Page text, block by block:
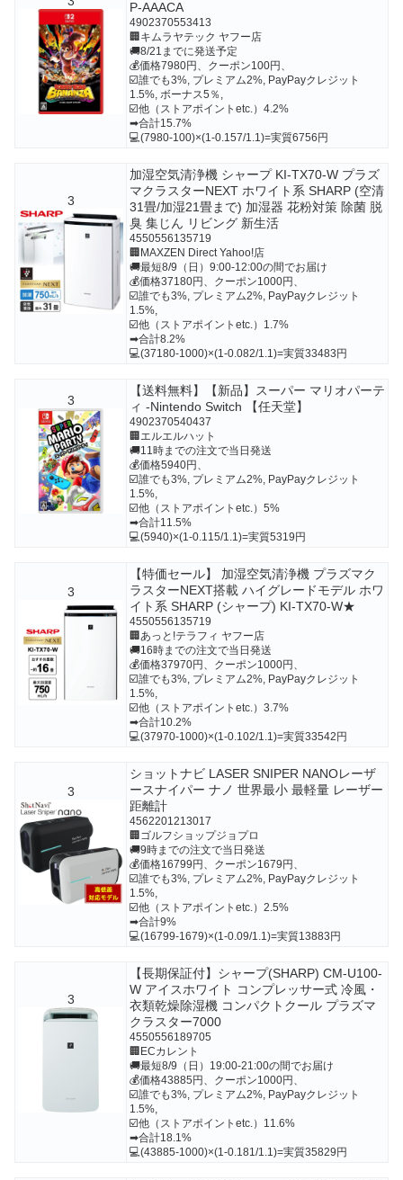
P-AAACA
4902370553413
🏢キムラヤテック ヤフー店
🚚8/21までに発送予定
💰価格7980円、クーポン100円、
☑️誰でも3%, プレミアム2%, PayPayクレジット
1.5%, ボーナス5％,
☑️他（ストアポイントetc.）4.2%
➡合計15.7%
💻(7980-100)×(1-0.157/1.1)=実質6756円
3
加湿空気清浄機 シャープ KI-TX70-W プラズ
マクラスターNEXT ホワイト系 SHARP (空清
31畳/加湿21畳まで) 加湿器 花粉対策 除菌 脱
臭 集じん リビング 新生活
4550556135719
🏢MAXZEN Direct Yahoo!店
🚚最短8/9（日）9:00-12:00の間でお届け
💰価格37180円、クーポン1000円、
☑️誰でも3%, プレミアム2%, PayPayクレジット
1.5%,
☑️他（ストアポイントetc.）1.7%
➡合計8.2%
💻(37180-1000)×(1-0.082/1.1)=実質33483円
3
【送料無料】【新品】スーパー マリオパーテ
ィ -Nintendo Switch 【任天堂】
4902370540437
🏢エルエルハット
🚚11時までの注文で当日発送
💰価格5940円、
☑️誰でも3%, プレミアム2%, PayPayクレジット
1.5%,
☑️他（ストアポイントetc.）5%
➡合計11.5%
💻(5940)×(1-0.115/1.1)=実質5319円
3
【特価セール】 加湿空気清浄機 プラズマク
ラスターNEXT搭載 ハイグレードモデル ホワ
イト系 SHARP (シャープ) KI-TX70-W★
4550556135719
🏢あっと!テラフィ ヤフー店
🚚16時までの注文で当日発送
💰価格37970円、クーポン1000円、
☑️誰でも3%, プレミアム2%, PayPayクレジット
1.5%,
☑️他（ストアポイントetc.）3.7%
➡合計10.2%
💻(37970-1000)×(1-0.102/1.1)=実質33542円
3
ショットナビ LASER SNIPER NANOレーザ
ースナイパー ナノ 世界最小 最軽量 レーザー
距離計
4562201213017
🏢ゴルフショップジョプロ
🚚9時までの注文で当日発送
💰価格16799円、クーポン1679円、
☑️誰でも3%, プレミアム2%, PayPayクレジット
1.5%,
☑️他（ストアポイントetc.）2.5%
➡合計9%
💻(16799-1679)×(1-0.09/1.1)=実質13883円
3
【長期保証付】シャープ(SHARP) CM-U100-
W アイスホワイト コンプレッサー式 冷風・
衣類乾燥除湿機 コンパクトクール プラズマ
クラスター7000
4550556189705
🏢ECカレント
🚚最短8/9（日）19:00-21:00の間でお届け
💰価格43885円、クーポン1000円、
☑️誰でも3%, プレミアム2%, PayPayクレジット
1.5%,
☑️他（ストアポイントetc.）11.6%
➡合計18.1%
💻(43885-1000)×(1-0.181/1.1)=実質35829円